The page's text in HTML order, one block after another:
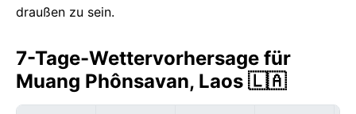
draußen zu sein.
7-Tage-Wettervorhersage für
Muang Phônsavan, Laos 🇱🇦